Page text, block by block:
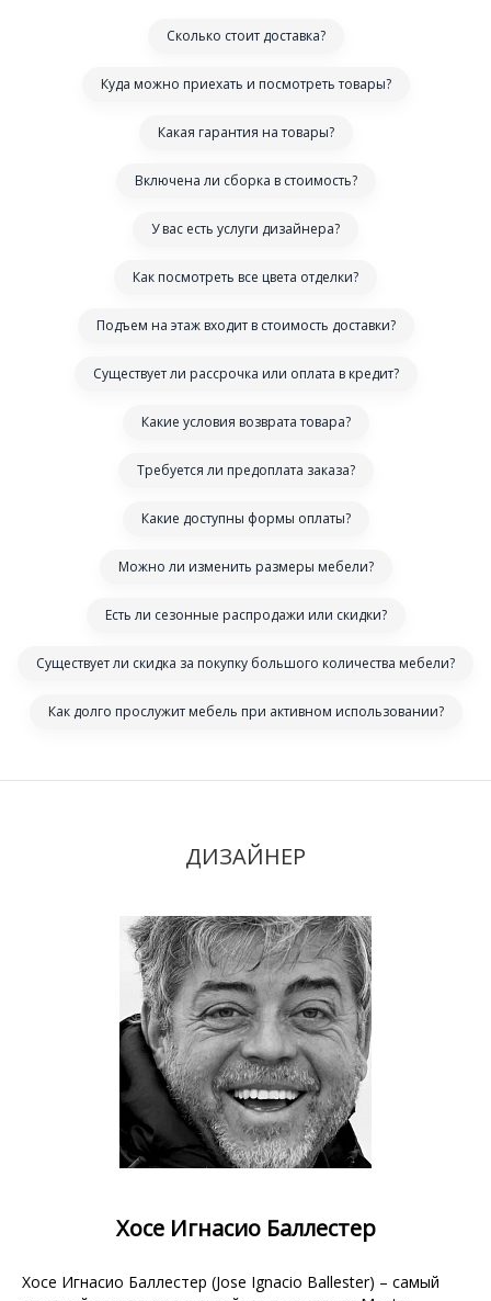
Сколько стоит доставка?
Куда можно приехать и посмотреть товары?
Какая гарантия на товары?
Включена ли сборка в стоимость?
У вас есть услуги дизайнера?
Как посмотреть все цвета отделки?
Подъем на этаж входит в стоимость доставки?
Существует ли рассрочка или оплата в кредит?
Какие условия возврата товара?
Требуется ли предоплата заказа?
Какие доступны формы оплаты?
Можно ли изменить размеры мебели?
Есть ли сезонные распродажи или скидки?
Существует ли скидка за покупку большого количества мебели?
Как долго прослужит мебель при активном использовании?
ДИЗАЙНЕР
Хосе Игнасио Баллестер
Хосе Игнасио Баллестер (Jose Ignacio Ballester) – самый